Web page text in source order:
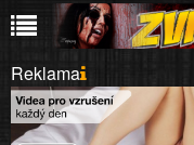
Reklama